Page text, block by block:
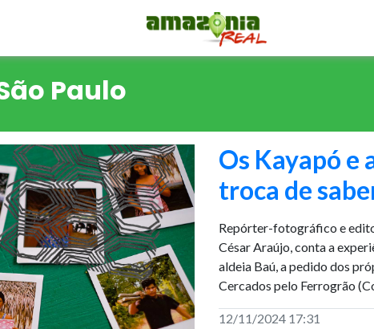
Paulo
Os Kayapó e
troca de
Repórter-fotográfico e
César Araújo, conta a
aldeia Baú, a pedido dos
Cercados pelo Ferrogrão
12/11/2024 17:31